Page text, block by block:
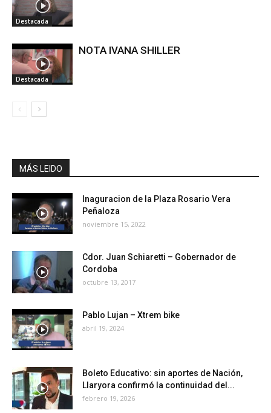
Destacada
Destacada
NOTA IVANA SHILLER
MÁS LEIDO
Inaguracion de la Plaza Rosario Vera
Peñaloza
noviembre 15, 2022
Cdor. Juan Schiaretti – Gobernador de
Cordoba
octubre 13, 2017
Pablo Lujan – Xtrem bike
abril 19, 2024
Boleto Educativo: sin aportes de Nación,
Llaryora confirmó la continuidad del...
febrero 19, 2026